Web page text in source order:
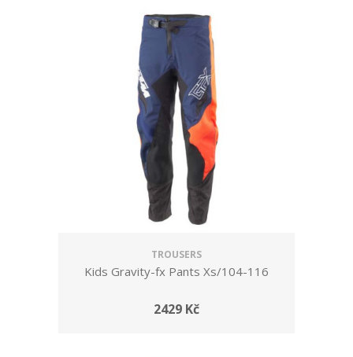
TROUSERS
Kids Gravity-fx Pants Xs/104-116
2429 Kč